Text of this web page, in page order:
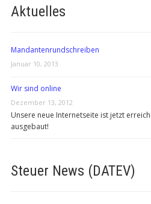
Aktuelles
Mandantenrundschreiben
Januar 10, 2013
Wir sind online
Dezember 13, 2012
Unsere neue Internetseite ist jetzt
ausgebaut!
Steuer News (DATEV)